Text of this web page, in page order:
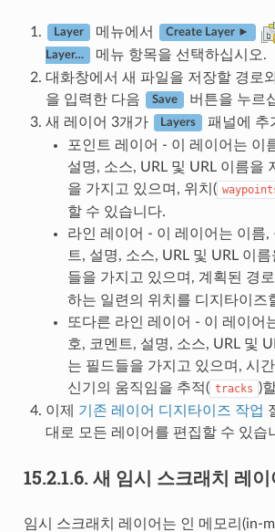
Layer 메뉴에서 Create Layer ►
Layer…
메뉴 항목을 선택하십시오.
대화창에서 새 파일을 저장할 경로
을 입력한 다음
Save
버튼을 누르
새 레이어 3개가
Layers
패널에 추
포인트 레이어 - 이 레이어는 이
설명, 소스, URL 및 URL 이름을
을 가지고 있으며, 위치(
할 수 있습니다.
라인 레이어 - 이 레이어는 이름,
트, 설명, 소스, URL 및 URL 이
들을 가지고 있으며, 계획된 경
하는 일련의 위치를 디지타이즈
또다른 라인 레이어 - 이 레이어
호, 코멘트, 설명, 소스, URL 및
는 필드들을 가지고 있으며, 시
신기의 움직임을 추적( tracks )
이제 기존 레이어 디지타이즈 작업
대로 모든 레이어를 편집할 수 있습
15.2.1.6. 새 임시 스크래치 레
임시 스크래치 레이어는 인 메모리(in-